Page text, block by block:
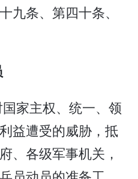
九条、第四十条、
家主权、统一、领
益遭受的威胁，抵
、各级军事机关，